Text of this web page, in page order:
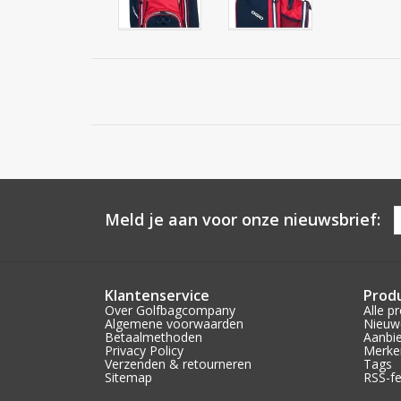
Meld je aan voor onze nieuwsbrief:
Klantenservice
Over Golfbagcompany
Algemene voorwaarden
Betaalmethoden
Privacy Policy
Verzenden & retourneren
Sitemap
Alle
Tags
RSS-